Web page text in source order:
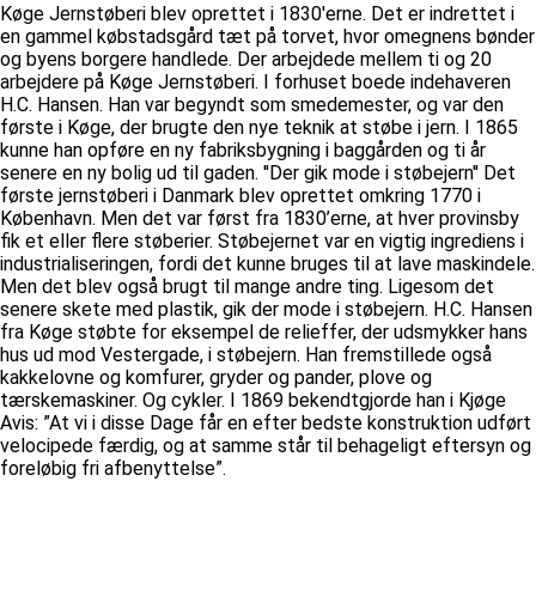
Køge Jernstøberi blev oprettet i 1830'erne. Det er indrettet i
en gammel købstadsgård tæt på torvet, hvor omegnens bønder
og byens borgere handlede. Der arbejdede mellem ti og 20
arbejdere på Køge Jernstøberi. I forhuset boede indehaveren
H.C. Hansen. Han var begyndt som smedemester, og var den
første i Køge, der brugte den nye teknik at støbe i jern. I 1865
kunne han opføre en ny fabriksbygning i baggården og ti år
senere en ny bolig ud til gaden. ''Der gik mode i støbejern'' Det
første jernstøberi i Danmark blev oprettet omkring 1770 i
København. Men det var først fra 1830’erne, at hver provinsby
fik et eller flere støberier. Støbejernet var en vigtig ingrediens i
industrialiseringen, fordi det kunne bruges til at lave maskindele.
Men det blev også brugt til mange andre ting. Ligesom det
senere skete med plastik, gik der mode i støbejern. H.C. Hansen
fra Køge støbte for eksempel de relieffer, der udsmykker hans
hus ud mod Vestergade, i støbejern. Han fremstillede også
kakkelovne og komfurer, gryder og pander, plove og
tærskemaskiner. Og cykler. I 1869 bekendtgjorde han i Kjøge
Avis: ”At vi i disse Dage får en efter bedste konstruktion udført
velocipede færdig, og at samme står til behageligt eftersyn og
foreløbig fri afbenyttelse”.